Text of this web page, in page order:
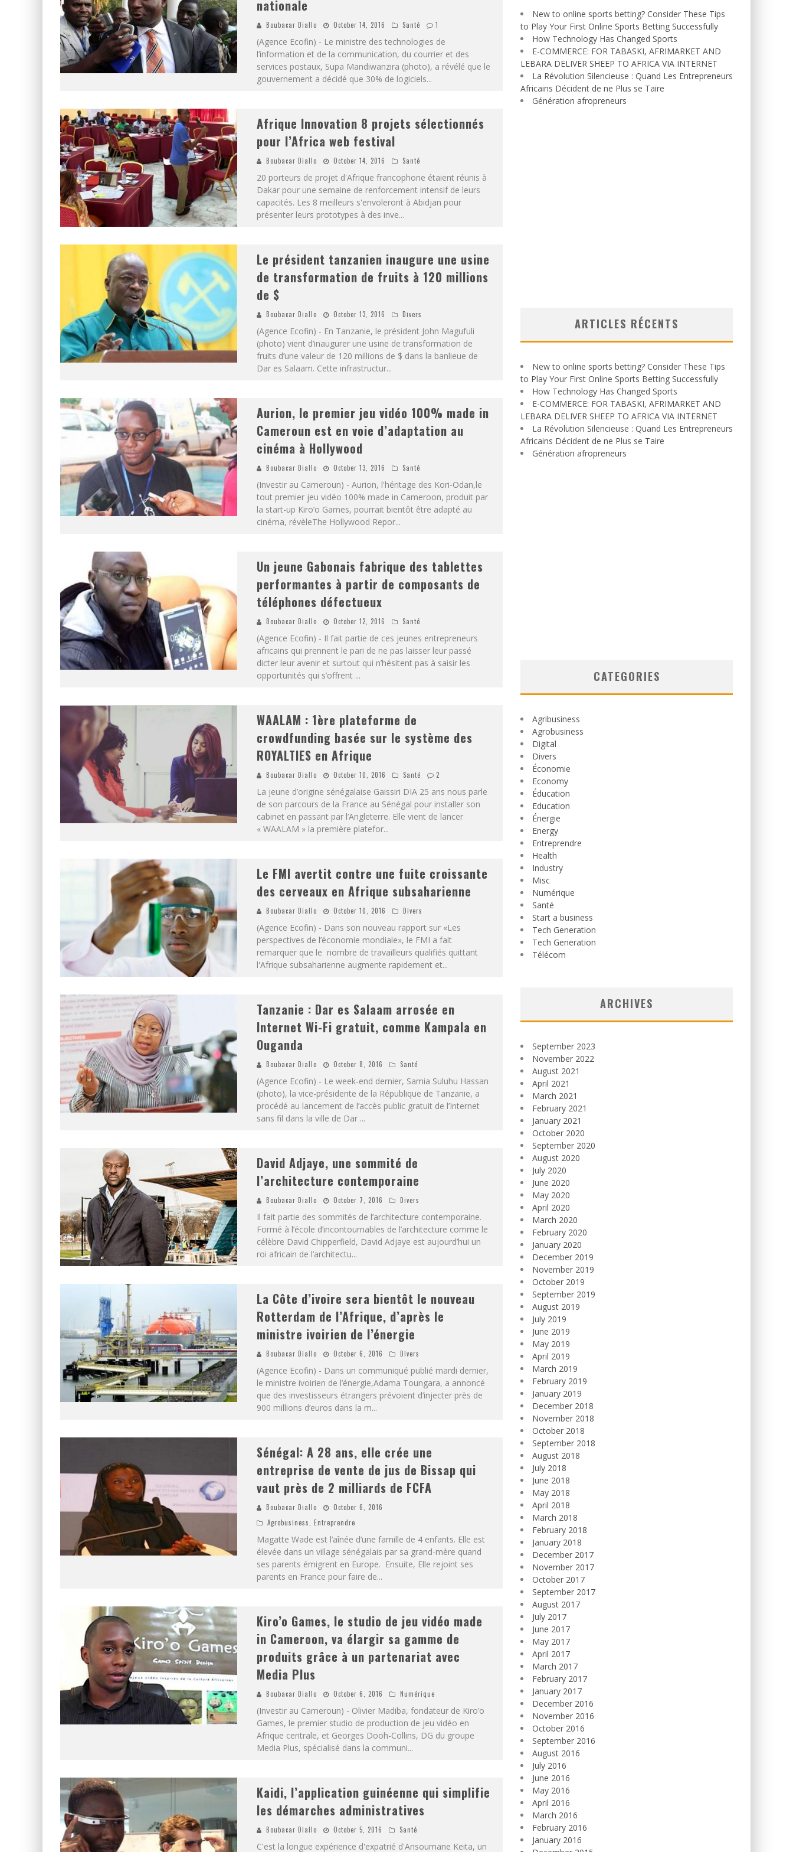
nationale
Boubacar Diallo October 14, 2016 Santé 1
(Agence Ecofin) - Le ministre des technologies de
l’information et de la communication, du courrier et des
services postaux, Supa Mandiwanzira (photo), a révélé que le
gouvernement a décidé que 30% de logiciels...
Afrique Innovation 8 projets sélectionnés
pour l’Africa web festival
Boubacar Diallo October 14, 2016 Santé
20 porteurs de projet d'Afrique francophone étaient réunis à
Dakar pour une semaine de renforcement intensif de leurs
capacités. Les 8 meilleurs s'envoleront à Abidjan pour
présenter leurs prototypes à des inve...
Le président tanzanien inaugure une usine
de transformation de fruits à 120 millions
de $
Boubacar Diallo October 13, 2016 Divers
(Agence Ecofin) - En Tanzanie, le président John Magufuli
(photo) vient d’inaugurer une usine de transformation de
fruits d’une valeur de 120 millions de $ dans la banlieue de
Dar es Salaam. Cette infrastructur...
Aurion, le premier jeu vidéo 100% made in
Cameroun est en voie d’adaptation au
cinéma à Hollywood
Boubacar Diallo October 13, 2016 Santé
(Investir au Cameroun) - Aurion, l'héritage des Kori-Odan,le
tout premier jeu vidéo 100% made in Cameroon, produit par
la start-up Kiro’o Games, pourrait bientôt être adapté au
cinéma, révèleThe Hollywood Repor...
Un jeune Gabonais fabrique des tablettes
performantes à partir de composants de
téléphones défectueux
Boubacar Diallo October 12, 2016 Santé
(Agence Ecofin) - Il fait partie de ces jeunes entrepreneurs
africains qui prennent le pari de ne pas laisser leur passé
dicter leur avenir et surtout qui n’hésitent pas à saisir les
opportunités qui s’offrent ...
WAALAM : 1ère plateforme de
crowdfunding basée sur le système des
ROYALTIES en Afrique
Boubacar Diallo October 10, 2016 Santé 2
La jeune d’origine sénégalaise Gaissiri DIA 25 ans nous parle
de son parcours de la France au Sénégal pour installer son
cabinet en passant par l’Angleterre. Elle vient de lancer
« WAALAM » la première platefor...
Le FMI avertit contre une fuite croissante
des cerveaux en Afrique subsaharienne
Boubacar Diallo October 10, 2016 Divers
(Agence Ecofin) - Dans son nouveau rapport sur «Les
perspectives de l’économie mondiale», le FMI a fait
remarquer que le nombre de travailleurs qualifiés quittant
l'Afrique subsaharienne augmente rapidement et...
Tanzanie : Dar es Salaam arrosée en
Internet Wi-Fi gratuit, comme Kampala en
Ouganda
Boubacar Diallo October 8, 2016 Santé
(Agence Ecofin) - Le week-end dernier, Samia Suluhu Hassan
(photo), la vice-présidente de la République de Tanzanie, a
procédé au lancement de l’accès public gratuit de l’Internet
sans fil dans la ville de Dar ...
David Adjaye, une sommité de
l’architecture contemporaine
Boubacar Diallo October 7, 2016 Divers
Il fait partie des sommités de l’architecture contemporaine.
Formé à l’école d’incontournables de l’architecture comme le
célèbre David Chipperfield, David Adjaye est aujourd’hui un
roi africain de l’architectu...
La Côte d’ivoire sera bientôt le nouveau
Rotterdam de l’Afrique, d’après le
ministre ivoirien de l’énergie
Boubacar Diallo October 6, 2016 Divers
(Agence Ecofin) - Dans un communiqué publié mardi dernier,
le ministre ivoirien de l’énergie,Adama Toungara, a annoncé
que des investisseurs étrangers prévoient d’injecter près de
900 millions d’euros dans la m...
Sénégal: A 28 ans, elle crée une
entreprise de vente de jus de Bissap qui
vaut près de 2 milliards de FCFA
Boubacar Diallo
October 6, 2016
Agrobusiness
Entreprendre
Magatte Wade est l’aînée d’une famille de 4 enfants. Elle est
élevée dans un village sénégalais par sa grand-mère quand
ses parents émigrent en Europe. Ensuite, Elle rejoint ses
parents en France pour faire de...
Kiro’o Games, le studio de jeu vidéo made
in Cameroon, va élargir sa gamme de
produits grâce à un partenariat avec
Media Plus
Boubacar Diallo October 6, 2016 Numérique
(Investir au Cameroun) - Olivier Madiba, fondateur de Kiro’o
Games, le premier studio de production de jeu vidéo en
Afrique centrale, et Georges Dooh-Collins, DG du groupe
Media Plus, spécialisé dans la communi...
Kaidi, l’application guinéenne qui simplifie
les démarches administratives
Boubacar Diallo October 5, 2016 Santé
C'est la longue expérience d'expatrié d'Ansoumane Keita, un
New to online sports betting? Consider These Tips
to Play Your First Online Sports Betting Successfully
How Technology Has Changed Sports
E-COMMERCE: FOR TABASKI, AFRIMARKET AND
LEBARA DELIVER SHEEP TO AFRICA VIA INTERNET
La Révolution Silencieuse : Quand Les Entrepreneurs
Africains Décident de ne Plus se Taire
Génération afropreneurs
ARTICLES RÉCENTS
New to online sports betting? Consider These Tips
to Play Your First Online Sports Betting Successfully
How Technology Has Changed Sports
E-COMMERCE: FOR TABASKI, AFRIMARKET AND
LEBARA DELIVER SHEEP TO AFRICA VIA INTERNET
La Révolution Silencieuse : Quand Les Entrepreneurs
Africains Décident de ne Plus se Taire
Génération afropreneurs
CATEGORIES
Agribusiness
Agrobusiness
Digital
Divers
Économie
Economy
Éducation
Education
Énergie
Energy
Entreprendre
Health
Industry
Misc
Numérique
Santé
Start a business
Tech Generation
Tech Generation
Télécom
ARCHIVES
September 2023
November 2022
August 2021
April 2021
March 2021
February 2021
January 2021
October 2020
September 2020
August 2020
July 2020
June 2020
May 2020
April 2020
March 2020
February 2020
January 2020
December 2019
November 2019
October 2019
September 2019
August 2019
July 2019
June 2019
May 2019
April 2019
March 2019
February 2019
January 2019
December 2018
November 2018
October 2018
September 2018
August 2018
July 2018
June 2018
May 2018
April 2018
March 2018
February 2018
January 2018
December 2017
November 2017
October 2017
September 2017
August 2017
July 2017
June 2017
May 2017
April 2017
March 2017
February 2017
January 2017
December 2016
November 2016
October 2016
September 2016
August 2016
July 2016
June 2016
May 2016
April 2016
March 2016
February 2016
January 2016